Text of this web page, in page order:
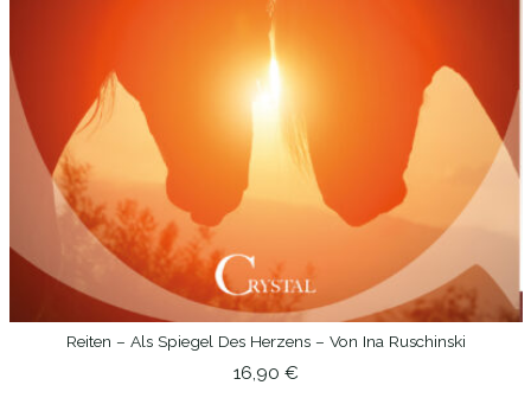
IN DEN WARENKORB
Reiten – Als Spiegel Des Herzens – Von Ina Ruschinski
16,90 €